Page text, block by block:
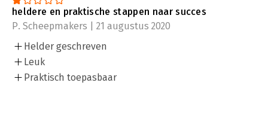
heldere en praktische stappen naar succes
P. Scheepmakers | 21 augustus 2020
Helder geschreven
Leuk
Praktisch toepasbaar